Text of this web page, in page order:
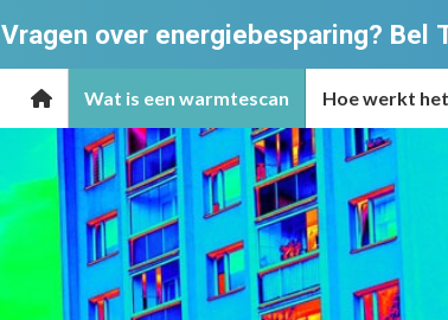
Vragen over energiebesparing? Bel
Wat is een warmtescan Hoe werkt